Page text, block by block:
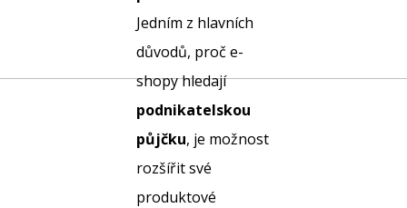
Jedním z hlavních
důvodů, proč e-
shopy hledají
podnikatelskou
půjčku, je možnost
rozšířit své
produktové